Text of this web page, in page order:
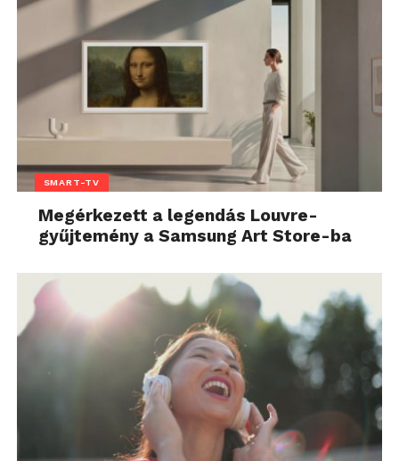
SMART-TV
Megérkezett a legendás Louvre-
gyűjtemény a Samsung Art Store-ba